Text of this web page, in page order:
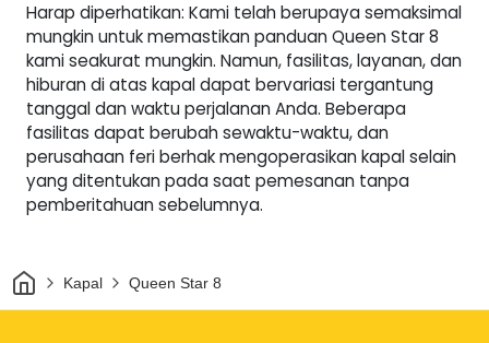
Harap diperhatikan: Kami telah berupaya semaksimal
mungkin untuk memastikan panduan Queen Star 8
kami seakurat mungkin. Namun, fasilitas, layanan, dan
hiburan di atas kapal dapat bervariasi tergantung
tanggal dan waktu perjalanan Anda. Beberapa
fasilitas dapat berubah sewaktu-waktu, dan
perusahaan feri berhak mengoperasikan kapal selain
yang ditentukan pada saat pemesanan tanpa
pemberitahuan sebelumnya.
RumahKapal Queen Star 8